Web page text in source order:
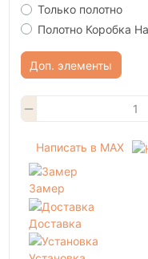
Только полотно
Полотно Коробка
Доп. элементы
Написать в MAX
Замер
Доставка